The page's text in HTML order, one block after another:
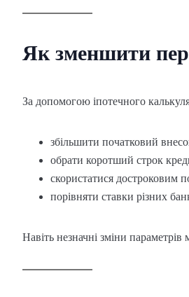
Як зменшити
За допомогою іпотечного
збільшити початковий
обрати коротший строк
скористатися достроковим
порівняти ставки різних
Навіть незначні зміни